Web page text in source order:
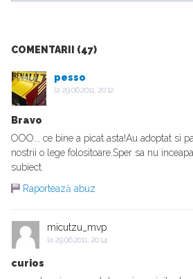
COMENTARII (47)
pesso
la 29.06.2011, 20:12
Bravo
OOO... ce bine a picat asta!Au adoptat si
nostrii o lege folositoare.Sper sa nu
subiect.
Raportează abuz
micutzu_mvp
la 29.06.2011, 20:14
curios